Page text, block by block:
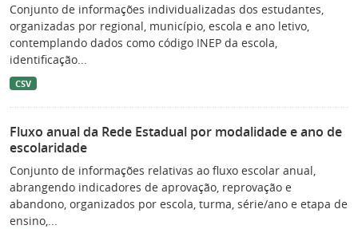
Conjunto de informações individualizadas dos estudantes,
organizadas por regional, município, escola e ano letivo,
contemplando dados como código INEP da escola,
identificação...
CSV
Fluxo anual da Rede Estadual por modalidade e ano de
escolaridade
Conjunto de informações relativas ao fluxo escolar anual,
abrangendo indicadores de aprovação, reprovação e
abandono, organizados por escola, turma, série/ano e etapa de
ensino,...